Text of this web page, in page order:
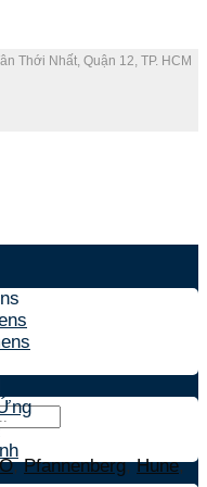
Thới Nhất, Quận 12, TP. HCM
,Pfannenberg,Hune,